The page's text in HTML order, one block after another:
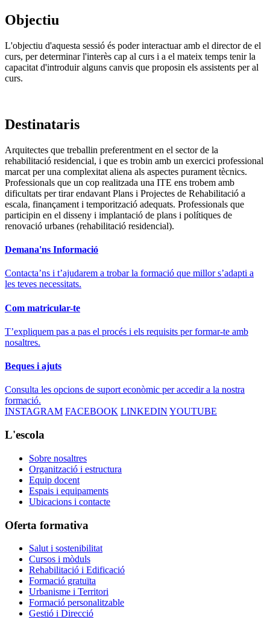
Objectiu
L'objectiu d'aquesta sessió és poder interactuar amb el director de el
curs, per determinar l'interès cap al curs i a el mateix temps tenir la
capacitat d'introduir alguns canvis que proposin els assistents per al
curs.
Destinataris
Arquitectes que treballin preferentment en el sector de la
rehabilitació residencial, i que es trobin amb un exercici professional
marcat per una complexitat aliena als aspectes purament tècnics.
Professionals que un cop realitzada una ITE ens trobem amb
dificultats per tirar endavant Plans i Projectes de Rehabilitació a
escala, finançament i temporització adequats. Professionals que
participin en el disseny i implantació de plans i polítiques de
renovació urbanes (rehabilitació residencial).
Demana'ns Informació
Contacta’ns i t’ajudarem a trobar la formació que millor s’adapti a
les teves necessitats.
Com matricular-te
T’expliquem pas a pas el procés i els requisits per formar-te amb
nosaltres.
Beques i ajuts
Consulta les opcions de suport econòmic per accedir a la nostra
formació.
INSTAGRAM FACEBOOK LINKEDIN YOUTUBE
L'escola
Sobre nosaltres
Organització i estructura
Equip docent
Espais i equipaments
Ubicacions i contacte
Oferta formativa
Salut i sostenibilitat
Cursos i mòduls
Rehabilitació i Edificació
Formació gratuïta
Urbanisme i Territori
Formació personalitzable
Gestió i Direcció